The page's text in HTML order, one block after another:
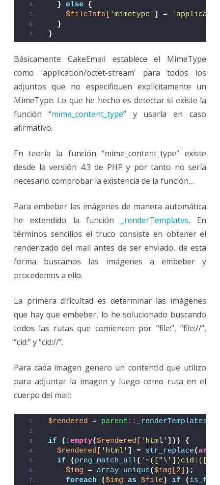
} else {
$fileInfo[
'mimetype' ] =
}
}
Básicamente CakeEmail establece el MimeType
como ‘application/octet-stream’ para todos los
adjuntos que no especifiquen explícitamente un
MimeType. Lo que he hecho es detectar si existe la
función “mime_content_type” y usarla en caso
afirmativo.
En teoría la función “mime_content_type” existe
desde la versión 4.3 de PHP y por tanto no sería
necesario comprobar la existencia de la función…
Para embeber las imágenes de manera automática
he extendido la función
_renderTemplates. En
términos sencillos el truco consiste en obtener el
renderizado del mail antes de ser enviado, de esta
forma buscamos las imágenes a embeber y
procedemos a ello.
La primera dificultad es determinar las imágenes
que hay que embeber, lo he solucionado buscando
todos las rutas que comiencen por “file:”, “file://”,
“cid:” y “cid://”.
Para cada imagen genero un contentId que utilizo
para adjuntar la imagen y luego como ruta en el
cuerpo del mail:
$rendered = parent :: _renderTemplates
if ( !empty($rendered[ 'html' ]))
{
$rendered[
'html' ] = str_replace(array
if
( preg_match_all(
$img = array_unique($img[2] ) ;
foreach
($img as $file ) if ( is_file